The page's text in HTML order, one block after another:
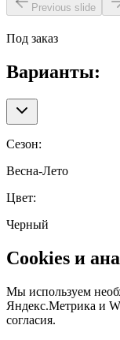
Previous slide
Под заказ
Варианты:
Сезон:
Весна-Лето
Цвет:
Черный
Cookies и
Мы используем
Яндекс.Метрика и
согласия.